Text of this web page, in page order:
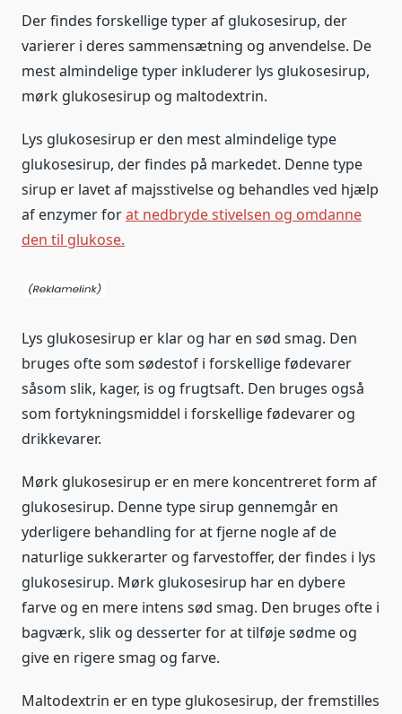
Der findes forskellige typer af glukosesirup, der
varierer i deres sammensætning og anvendelse. De
mest almindelige typer inkluderer lys glukosesirup,
mørk glukosesirup og maltodextrin.
Lys glukosesirup er den mest almindelige type
glukosesirup, der findes på markedet. Denne type
sirup er lavet af majsstivelse og behandles ved hjælp
af enzymer forat nedbryde stivelsen og omdanne
den til glukose.
Lys glukosesirup er klar og har en sød smag. Den
bruges ofte som sødestof i forskellige fødevarer
såsom slik, kager, is og frugtsaft. Den bruges også
som fortykningsmiddel i forskellige fødevarer og
drikkevarer.
Mørk glukosesirup er en mere koncentreret form af
glukosesirup. Denne type sirup gennemgår en
yderligere behandling for at fjerne nogle af de
naturlige sukkerarter og farvestoffer, der findes i lys
glukosesirup. Mørk glukosesirup har en dybere
farve og en mere intens sød smag. Den bruges ofte i
bagværk, slik og desserter for at tilføje sødme og
give en rigere smag og farve.
Maltodextrin er en type glukosesirup, der fremstilles